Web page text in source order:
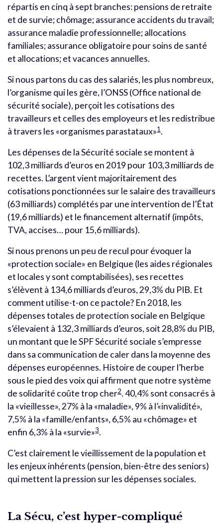
répartis en cinq à sept branches: pensions de retraite
et de survie; chômage; assurance accidents du travail;
assurance maladie professionnelle; allocations
familiales; assurance obligatoire pour soins de santé
et allocations; et vacances annuelles.
Si nous partons du cas des salariés, les plus nombreux,
l’organisme qui les gère, l’ONSS (Office national de
sécurité sociale), perçoit les cotisations des
travailleurs et celles des employeurs et les redistribue
à travers les «organismes parastataux»1.
Les dépenses de la Sécurité sociale se montent à
102,3 milliards d’euros en 2019 pour 103,3 milliards de
recettes. L’argent vient majoritairement des
cotisations ponctionnées sur le salaire des travailleurs
(63 milliards) complétés par une intervention de l’État
(19,6 milliards) et le financement alternatif (impôts,
TVA, accises… pour 15,6 milliards).
Si nous prenons un peu de recul pour évoquer la
«protection sociale» en Belgique (les aides régionales
et locales y sont comptabilisées), ses recettes
s’élèvent à 134,6 milliards d’euros, 29,3% du PIB. Et
comment utilise-t-on ce pactole? En 2018, les
dépenses totales de protection sociale en Belgique
s’élevaient à 132,3 milliards d’euros, soit 28,8% du PIB,
un montant que le SPF Sécurité sociale s’empresse
dans sa communication de caler dans la moyenne des
dépenses européennes. Histoire de couper l’herbe
sous le pied des voix qui affirment que notre système
de solidarité coûte trop cher2. 40,4% sont consacrés à
la «vieillesse», 27% à la «maladie», 9% à l’«invalidité»,
7,5% à la «famille/enfants», 6,5% au «chômage» et
enfin 6,3% à la «survie»3.
C’est clairement le vieillissement de la population et
les enjeux inhérents (pension, bien-être des seniors)
qui mettent la pression sur les dépenses sociales.
La Sécu, c’est hyper-compliqué